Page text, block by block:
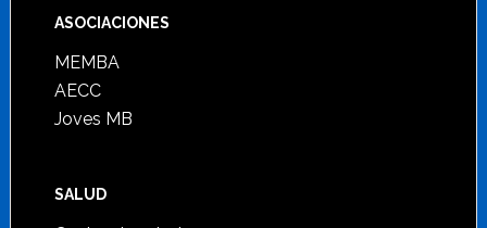
ASOCIACIONES
MEMBA
AECC
Joves MB
SALUD